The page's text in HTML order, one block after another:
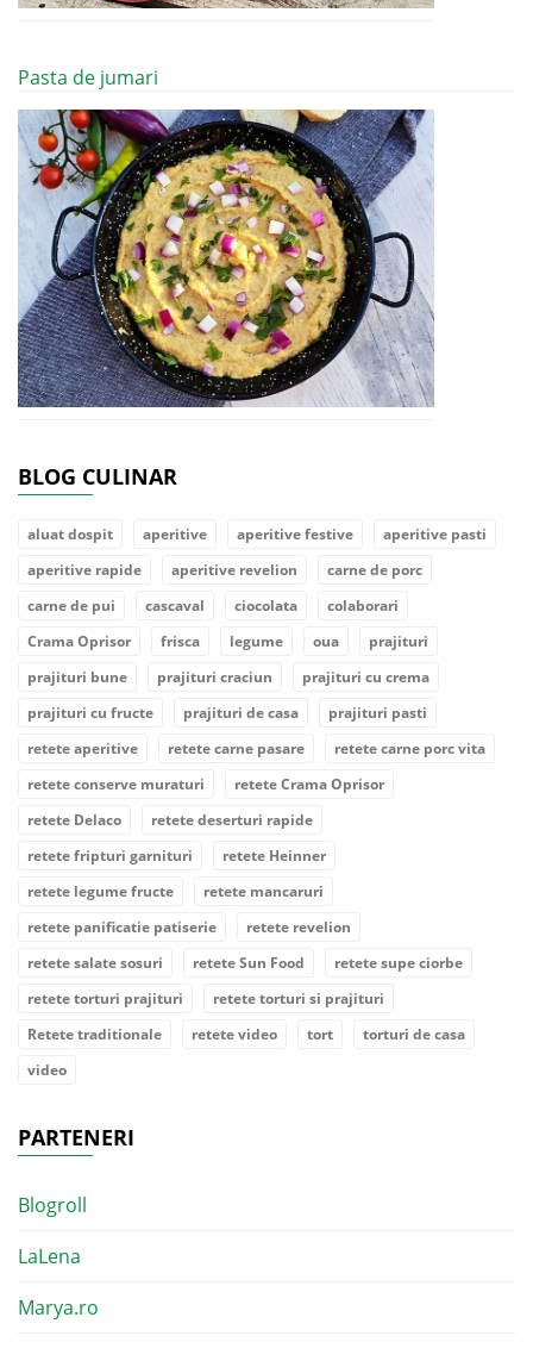
Pasta de jumari
BLOG CULINAR
aluat dospit aperitive aperitive festive
aperitive pasti
aperitive rapide
aperitive revelion
carne de porc
carne de pui
cascaval ciocolata
colaborari
Crama Oprisor
frisca legume oua
prajituri
prajituri bune
prajituri craciun
prajituri cu crema
prajituri cu fructe
prajituri de casa
prajituri pasti
retete aperitive
retete carne pasare
retete carne porc vita
retete conserve muraturi
retete Crama Oprisor
retete Delaco
retete deserturi rapide
retete fripturi garnituri
retete Heinner
retete legume fructe
retete mancaruri
retete panificatie patiserie
retete revelion
retete salate sosuri
retete Sun Food
retete supe ciorbe
retete torturi prajituri
retete torturi si prajituri
Retete traditionale
retete video tort
torturi de casa
video
PARTENERI
Blogroll
LaLena
Marya.ro